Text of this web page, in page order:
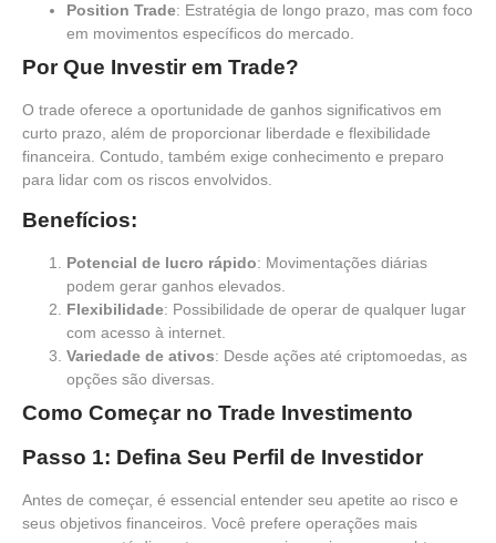
Position Trade: Estratégia de longo prazo, mas com foco
em movimentos específicos do mercado.
Por Que Investir em Trade?
O trade oferece a oportunidade de ganhos significativos em
curto prazo, além de proporcionar liberdade e flexibilidade
financeira. Contudo, também exige conhecimento e preparo
para lidar com os riscos envolvidos.
Benefícios:
Potencial de lucro rápido: Movimentações diárias
podem gerar ganhos elevados.
Flexibilidade: Possibilidade de operar de qualquer lugar
com acesso à internet.
Variedade de ativos: Desde ações até criptomoedas, as
opções são diversas.
Como Começar no Trade Investimento
Passo 1: Defina Seu Perfil de Investidor
Antes de começar, é essencial entender seu apetite ao risco e
seus objetivos financeiros. Você prefere operações mais